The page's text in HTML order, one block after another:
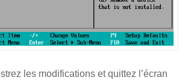
les modifications et quittez l’écran